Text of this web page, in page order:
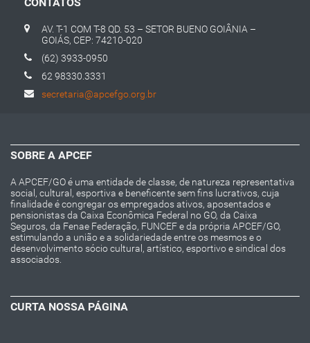
AV. T-1 COM T-8 QD. 53 – SETOR BUENO GOIÂNIA –
GOIÁS, CEP: 74210-020
(62) 3933-0950
62 98330.3331
secretaria@apcefgo.org.br
SOBRE A APCEF
A APCEF/GO é uma entidade de classe, de natureza representativa
social, cultural, esportiva e beneficente sem fins lucrativos, cuja
finalidade é congregar os empregados ativos, aposentados e
pensionistas da Caixa Econômica Federal no GO, da Caixa
Seguros, da Fenae Federação, FUNCEF e da própria APCEF/GO,
estimulando a união e a solidariedade entre os mesmos e o
desenvolvimento sócio cultural, artístico, esportivo e sindical dos
associados.
CURTA NOSSA PÁGINA